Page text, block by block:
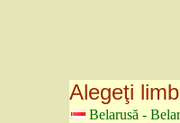
Alegeţi
Belarusă -